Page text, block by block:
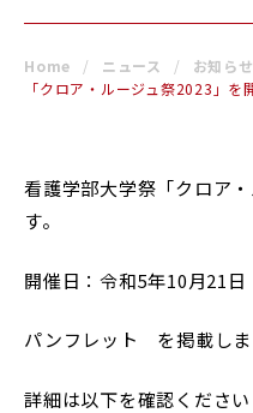
SCHOOL LIFE
RESEARCH &
Home ニュース お知らせ
「クロア・ルージュ祭2023」を
看護学部大学祭「クロア
す。
開催日：令和5年10月21日
パンフレット を掲載し
詳細は以下を確認ください